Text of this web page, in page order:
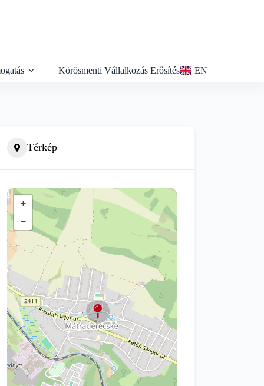
Körösmenti Vállalkozás Erősítés EN
Térkép
+
−